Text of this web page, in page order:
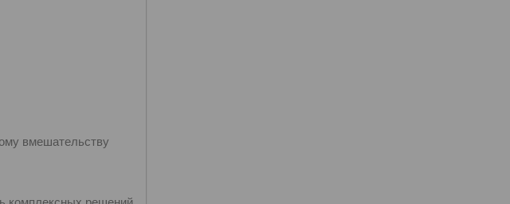
вмешательству